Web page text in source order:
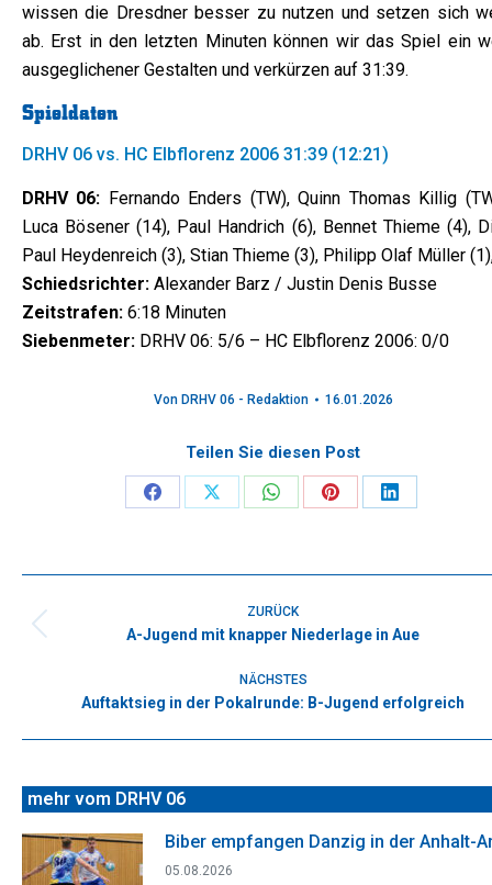
wissen die Dresdner besser zu nutzen und setzen sich
ab. Erst in den letzten Minuten können wir das Spiel ein
ausgeglichener Gestalten und verkürzen auf 31:39.
Spieldaten
DRHV 06 vs. HC Elbflorenz 2006 31:39 (12:21)
DRHV 06: Fernando Enders (TW), Quinn Thomas Killig
Luca Bösener (14), Paul Handrich (6), Bennet Thieme (4),
Paul Heydenreich (3), Stian Thieme (3), Philipp Olaf Müller
Schiedsrichter: Alexander Barz / Justin Denis Busse
Zeitstrafen: 6:18 Minuten
Siebenmeter: DRHV 06: 5/6 – HC Elbflorenz 2006: 0/0
Von DRHV 06 - Redaktion 16.01.2026
Teilen Sie diesen Post
Share
Facebook
Share
X
Share
WhatsApp
Share
Pinterest
Share
LinkedIn
ZURÜCK
Vorheriger
A-Jugend mit knapper Niederlage in Aue
NÄCHSTES
Nächster
Auftaktsieg in der Pokalrunde: B-Jugend erfolgreich
mehr vom DRHV 06
Biber empfangen Danzig in der Anhalt-
05.08.2026